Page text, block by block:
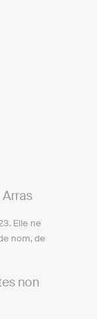
Elle ne
nom, de
non